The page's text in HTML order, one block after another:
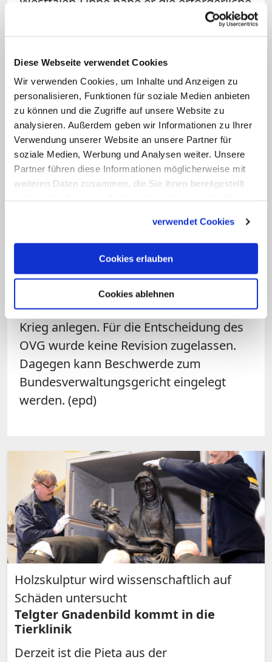
Diese Webseite verwendet Cookies
Wir verwenden Cookies, um Inhalte und Anzeigen zu
personalisieren, Funktionen für soziale Medien anbieten
zu können und die Zugriffe auf unsere Website zu
analysieren. Außerdem geben wir Informationen zu Ihrer
Verwendung unserer Website an unsere Partner für
soziale Medien, Werbung und Analysen weiter. Unsere
Partner führen diese Informationen möglicherweise mit
weiteren Daten zusammen, die Sie ihnen bereitgestellt
verwendet Cookies
Cookies erlauben
Cookies ablehnen
Montag. Dass der Wegabschnitt mitten
in der Landschaft liegt und nicht an das
Ziel des Prozessionswegs in Telgte
angebunden ist, ändere nichts am
geschichtlichen Aussagewert. Der
Prozessionsweg sei dabei als solcher
durch die beiden inmitten des Weges
stehendenDoppelbildstöckeund ihre auf
erkennbar, betonten die
Oberverwaltungsrichter.
Der einstige Fürstbischof Christoph
Bernhard von Galen (1606-1678) ließ den
Prozessionsweg nach dem 30-jährigen
Krieg anlegen. Für die Entscheidung des
OVG wurde keine Revision zugelassen.
Dagegen kann Beschwerde zum
Bundesverwaltungsgericht eingelegt
werden. (epd)
Holzskulptur wird wissenschaftlich auf
Schäden untersucht
Telgter Gnadenbild kommt in die
Tierklinik
Derzeit ist die Pieta aus der